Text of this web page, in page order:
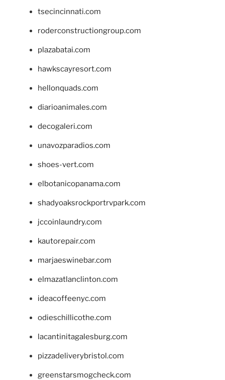
tsecincinnati.com
roderconstructiongroup.com
plazabatai.com
hawkscayresort.com
hellonquads.com
diarioanimales.com
decogaleri.com
unavozparadios.com
shoes-vert.com
elbotanicopanama.com
shadyoaksrockportrvpark.com
jccoinlaundry.com
kautorepair.com
marjaeswinebar.com
elmazatlanclinton.com
ideacoffeenyc.com
odieschillicothe.com
lacantinitagalesburg.com
pizzadeliverybristol.com
greenstarsmogcheck.com